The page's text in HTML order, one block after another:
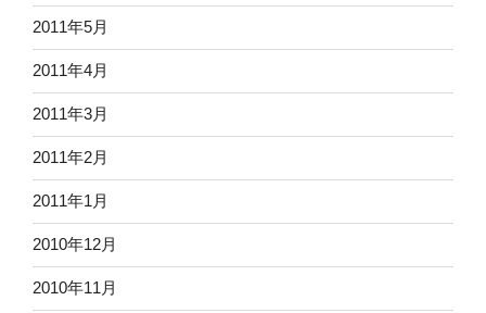
2011年5月
2011年4月
2011年3月
2011年2月
2011年1月
2010年12月
2010年11月